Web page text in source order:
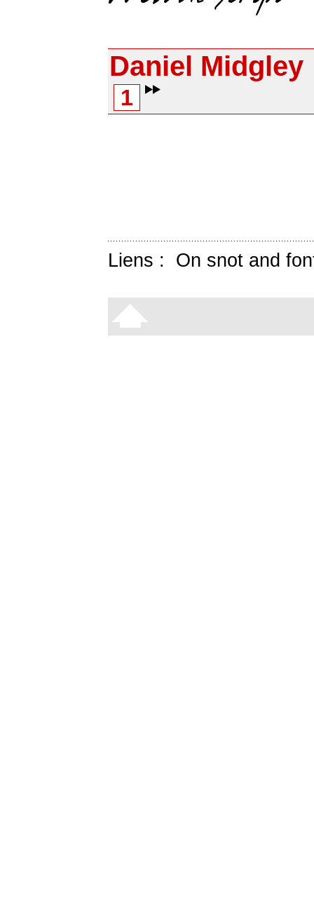
Daniel Midgley
1
Liens : On snot and